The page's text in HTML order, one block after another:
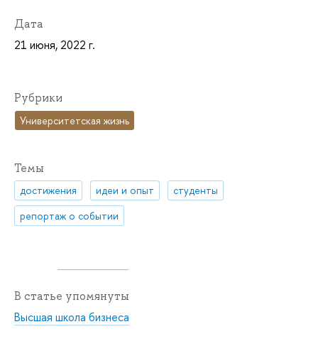
Дата
21 июня, 2022 г.
Рубрики
Университетская жизнь
Темы
достижения идеи и опыт
студенты
репортаж о событии
В статье упомянуты
Высшая школа бизнеса